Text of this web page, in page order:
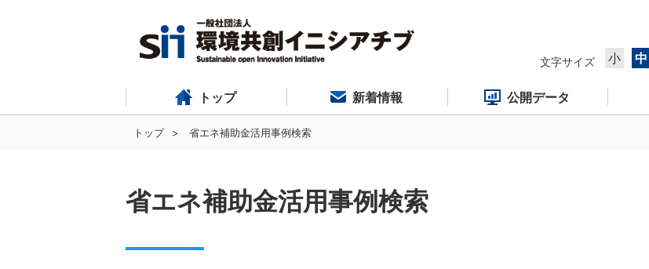
文字サイズ 小 中
トップ 新着情報 公開データ
トップ 省エネ補助金活用事例検索
省エネ補助金活用事例検索